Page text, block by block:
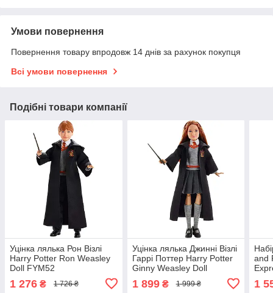
Умови повернення
Повернення товару впродовж 14 днів за рахунок покупця
Всі умови повернення
Подібні товари компанії
Уцінка лялька Рон Візлі
Harry Potter Ron Weasley
Doll FYM52
1 276 ₴ 1 726 ₴
Уцінка лялька Джинні Візлі
Гаррі Поттер Harry Potter
Ginny Weasley Doll
1 899₴ 1 999 ₴
and
1